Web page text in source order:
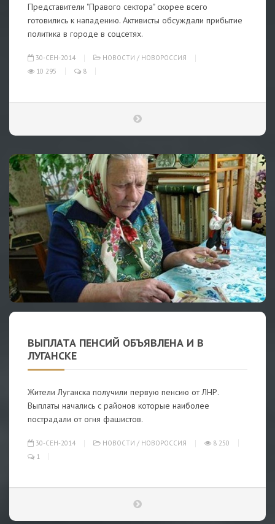
Представители "Правого сектора" скорее всего
готовились к нападению. Активисты обсуждали прибытие
политика в городе в соцсетях.
30-СЕН-2014 НОВОСТИ / НОВОРОССИЯ
10 295
8
ВЫПЛАТА ПЕНСИЙ ОБЪЯВЛЕНА И В
ЛУГАНСКЕ
Жители Луганска получили первую пенсию от ЛНР.
Выплаты начались с районов которые наиболее
пострадали от огня фашистов.
30-СЕН-2014 НОВОСТИ / НОВОРОССИЯ
8 250
1